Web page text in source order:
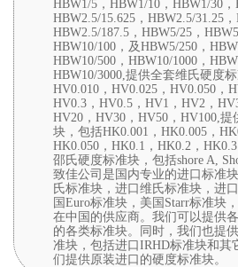
HBW1/5，HBW1/10，HBW1/30，
HBW2.5/15.625，HBW2.5/31.25，
HBW2.5/187.5，HBW5/25，
HBW10/100，及HBW5/250，
HBW10/500，HBW10/1000，
HBW10/3000,提供全套维氏硬度
HV0.010，HV0.025，HV0.050，
HV0.3，HV0.5，HV1，HV2，
HV20，HV30，HV50，HV100,
块，包括HK0.001，HK0.005，
HK0.050，HK0.1，HK0.2，
邵氏硬度标准块，包括shore A,
致佳公司是国内专业的进口标准
氏标准块，进口维氏标准块，进
国Euro标准块，美国Starr标准块
在中国的供应商。我们可以提供
的各类标准块。同时，我们也提
准块，包括进口IRHD标准块和其
们提供原装进口的硬度标准块。